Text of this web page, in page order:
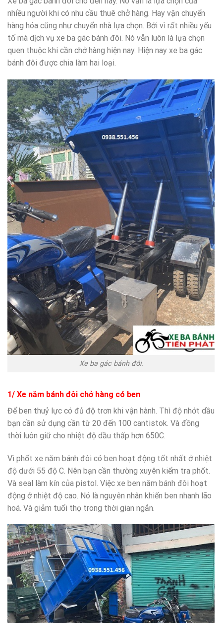
nhiều người khi có nhu cầu thuê chở hàng. Hay vận chuyển
hàng hóa cũng như chuyển nhà lựa chọn. Bởi vì rất nhiều yếu
tố mà dịch vụ xe ba gác bánh đôi. Nó vẫn luôn là lựa chọn
quen thuộc khi cần chở hàng hiện nay. Hiện nay xe ba gác
bánh đôi được chia làm hai loại.
Xe ba gác bánh đôi.
1/ Xe năm bánh đôi chở hàng có ben
Để ben thuỷ lực có đủ độ trơn khi vận hành. Thì độ nhớt dầu
bạn cần sử dụng cần từ 20 đến 100 cantistok. Và đồng
thời luôn giữ cho nhiệt độ dầu thấp hơn 650C.
Vì phốt xe năm bánh đôi có ben hoạt động tốt nhất ở nhiệt
độ dưới 55 độ C. Nên bạn cần thường xuyên kiểm tra phốt.
Và seal làm kín của pistol. Việc xe ben năm bánh đôi hoạt
động ở nhiệt độ cao. Nó là nguyên nhân khiến ben nhanh lão
hoá. Và giảm tuổi thọ trong thời gian ngắn.